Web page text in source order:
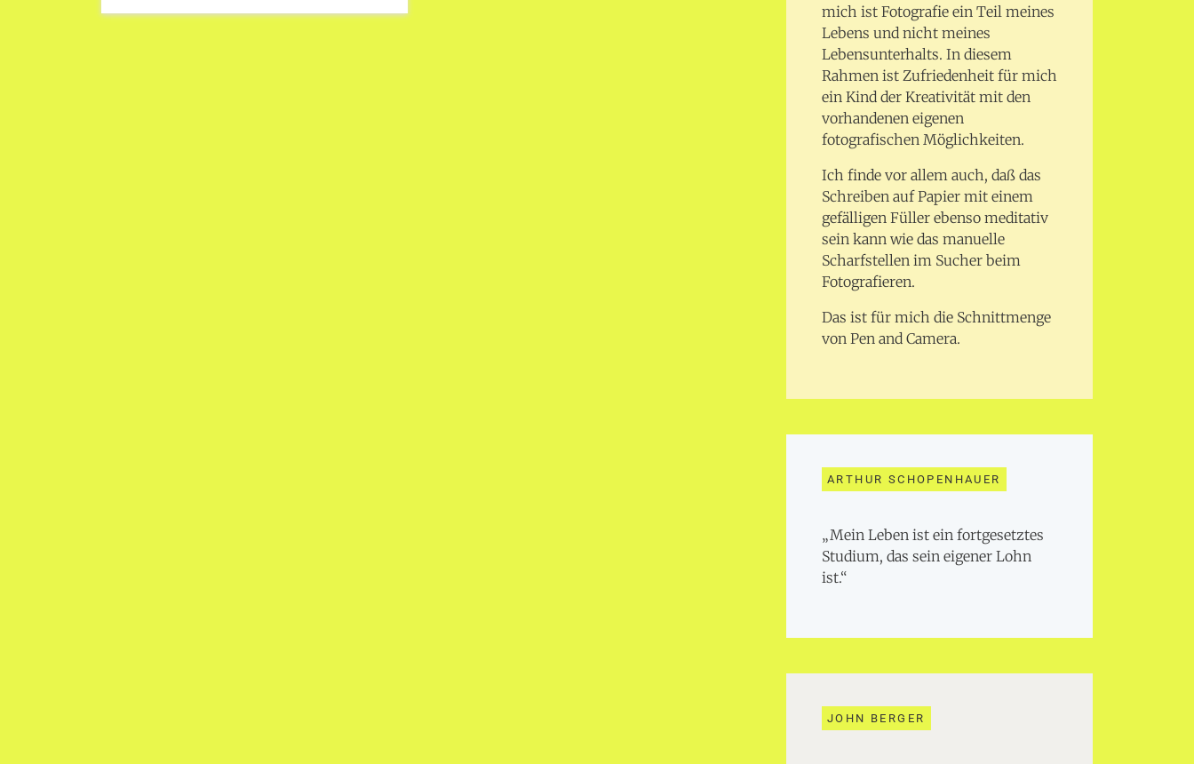
mich ist Fotografie ein Teil meines
Lebens und nicht meines
Lebensunterhalts. In diesem
Rahmen ist Zufriedenheit für mich
ein Kind der Kreativität mit den
vorhandenen eigenen
fotografischen Möglichkeiten.
Ich finde vor allem auch, daß das
Schreiben auf Papier mit einem
gefälligen Füller ebenso meditativ
sein kann wie das manuelle
Scharfstellen im Sucher beim
Fotografieren.
Das ist für mich die Schnittmenge
von Pen and Camera.
ARTHUR SCHOPENHAUER
„Mein Leben ist ein fortgesetztes
Studium, das sein eigener Lohn
ist.“
JOHN BERGER